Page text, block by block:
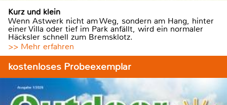
Kurz und klein
Wenn Astwerk nicht am Weg, sondern am Hang, hinter
einer Villa oder tief im Park anfällt, wird ein normaler
Häcksler schnell zum Bremsklotz.
>> Mehr erfahren
kostenloses Probeexemplar